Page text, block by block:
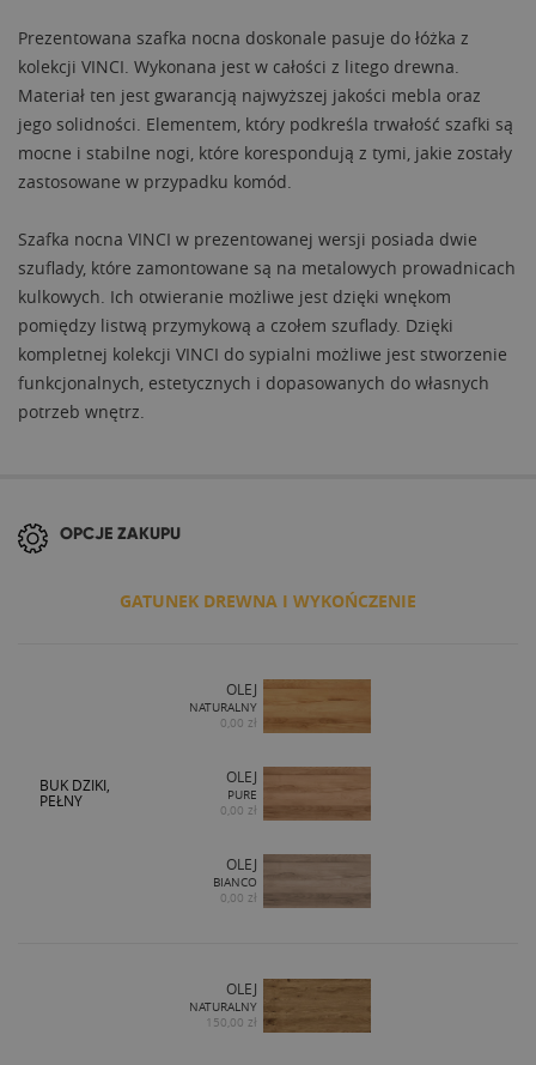
Prezentowana szafka nocna doskonale pasuje do łóżka z
kolekcji VINCI. Wykonana jest w całości z litego drewna.
Materiał ten jest gwarancją najwyższej jakości mebla oraz
jego solidności. Elementem, który podkreśla trwałość szafki są
mocne i stabilne nogi, które korespondują z tymi, jakie zostały
zastosowane w przypadku komód.
Szafka nocna VINCI w prezentowanej wersji posiada dwie
szuflady, które zamontowane są na metalowych prowadnicach
kulkowych. Ich otwieranie możliwe jest dzięki wnękom
pomiędzy listwą przymykową a czołem szuflady. Dzięki
kompletnej kolekcji VINCI do sypialni możliwe jest stworzenie
funkcjonalnych, estetycznych i dopasowanych do własnych
potrzeb wnętrz.
OPCJE ZAKUPU
GATUNEK DREWNA I WYKOŃCZENIE
BUK DZIKI,
PEŁNY
OLEJ
NATURALNY
0,00 zł
OLEJ
PURE
0,00 zł
OLEJ
BIANCO
0,00 zł
OLEJ
NATURALNY
150,00 zł